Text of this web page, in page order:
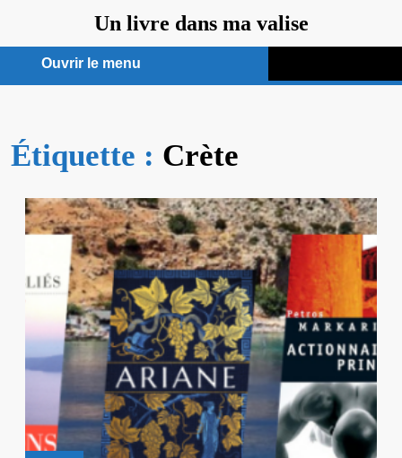
contenu
Un livre dans ma valise
Ouvrir le menu
menu
Étiquette : Crète